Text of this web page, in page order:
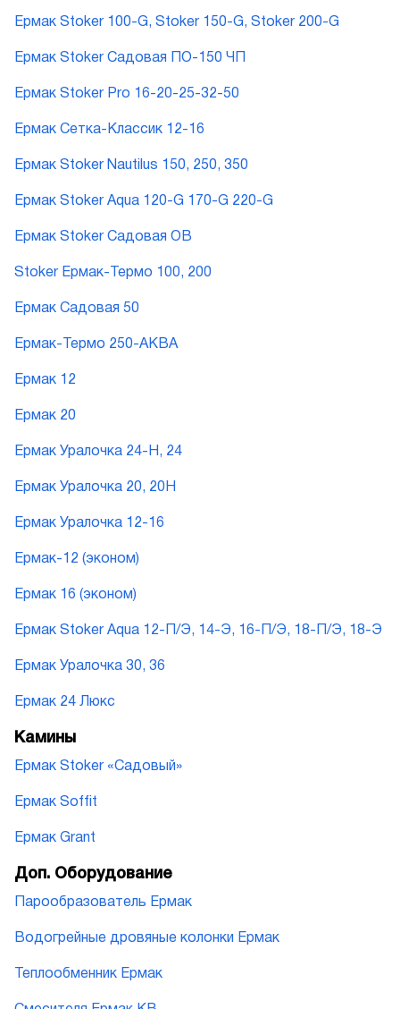
Ермак Stoker 100-G, Stoker 150-G, Stoker 200-G
Ермак Stoker Садовая ПО-150 ЧП
Ермак Stoker Pro 16-20-25-32-50
Ермак Сетка-Классик 12-16
Ермак Stoker Nautilus 150, 250, 350
Ермак Stoker Aqua 120-G 170-G 220-G
Ермак Stoker Садовая ОВ
Stoker Ермак-Термо 100, 200
Ермак Садовая 50
Ермак-Термо 250-АКВА
Ермак 12
Ермак 20
Ермак Уралочка 24-Н, 24
Ермак Уралочка 20, 20Н
Ермак Уралочка 12-16
Ермак-12 (эконом)
Ермак 16 (эконом)
Ермак Stoker Aqua 12-П/Э, 14-Э, 16-П/Э, 18-П/Э, 18-Э
Ермак Уралочка 30, 36
Ермак 24 Люкс
Камины
Ермак Stoker «Садовый»
Ермак Soffit
Ермак Grant
Доп. Оборудование
Парообразователь Ермак
Водогрейные дровяные колонки Ермак
Теплообменник Ермак